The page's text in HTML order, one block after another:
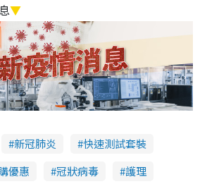
▼
新冠肺炎
快速測試套裝
優惠 冠狀病毒
護理